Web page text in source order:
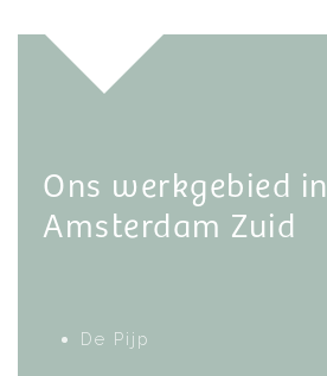
Ons werkgebied in
Amsterdam Zuid
De Pijp